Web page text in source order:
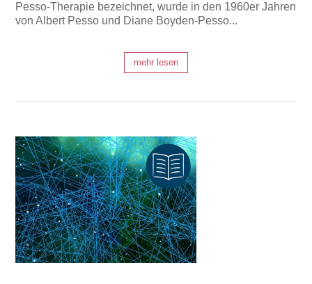
Pesso-Therapie bezeichnet, wurde in den 1960er Jahren
von Albert Pesso und Diane Boyden-Pesso...
mehr lesen